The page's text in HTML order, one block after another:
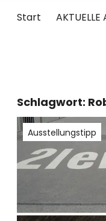
Start AKTUELLE
Schlagwort:
Ausstellungstipp